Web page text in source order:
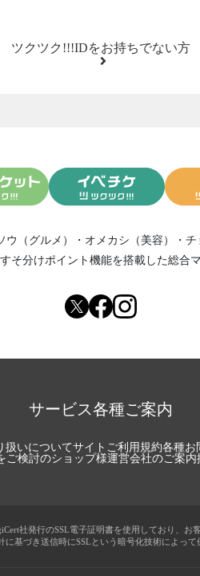
ツクツク!!!IDをお持ちでない方
ウ（グルメ） ・ オメカシ（美容） ・ チ
そ分けポイント機能を搭載した総合
サービス各種ご案内
扱いについてサイトご利用規約各種お
ご検討のショップ様運営会社のご案内
社発行のSSL電子証明書を使用しており、お
に基づき送信時にSSLという暗号化技術によって